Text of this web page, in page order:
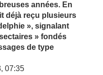
années. En
déjà reçu plusieurs
», signalant
» fondés
de type
07:35